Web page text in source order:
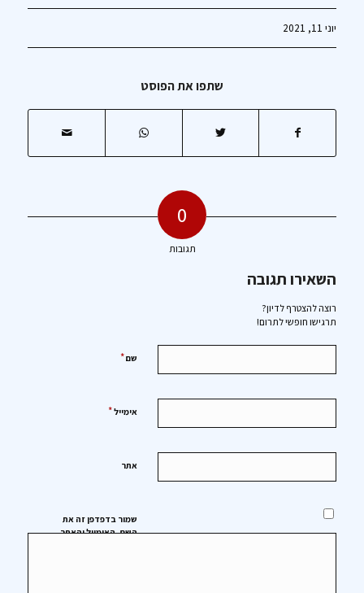
יוני 11, 2021
שתפו את הפוסט
0
תגובות
השאירו תגובה
רוצה להצטרף לדיון?
תרגישו חופשי לתרום!
שם*
אימייל*
אתר
שמור בדפדפן זה את
השם, האימייל והאתר